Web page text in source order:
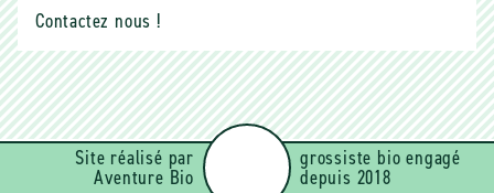
Contactez nous !
Site réalisé par
Aventure Bio
grossiste bio engagé
depuis 2018